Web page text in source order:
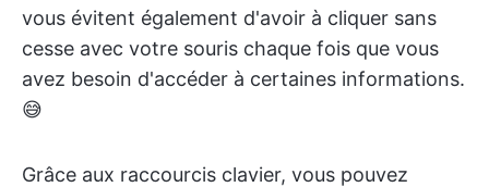
vous évitent également d'avoir à cliquer sans
cesse avec votre souris chaque fois que vous
avez besoin d'accéder à certaines informations.
😅
Grâce aux raccourcis clavier, vous pouvez